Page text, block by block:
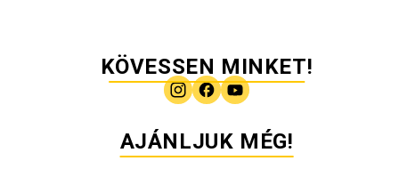
KÖVESSEN MINKET!
AJÁNLJUK MÉG!